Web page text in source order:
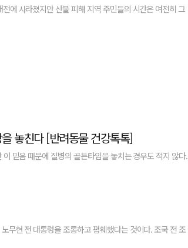
에 사라졌지만 산불 피해 지역 주민들의 시간은 여전히 그
놓친다 [반려동물 건강톡톡]
믿음 때문에 질병의 골든타임을 놓치는 경우도 적지 않다.
무현 전 대통령을 조롱하고 폄훼했다는 것이다. 조국 전 조